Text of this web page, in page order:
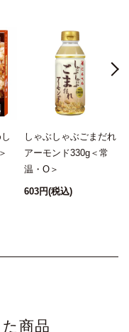
しゃぶしゃぶごまだれ
アーモンド330g＜常
温・O＞
603円(税込)
商品